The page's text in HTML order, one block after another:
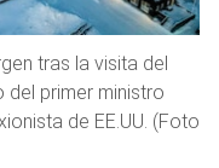
tras la visita del
del primer ministro
de EE.UU. (Foto